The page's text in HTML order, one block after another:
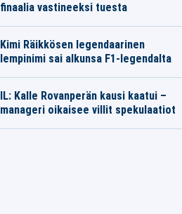
finaalia vastineeksi tuesta
Kimi Räikkösen legendaarinen
lempinimi sai alkunsa F1-legendalta
IL: Kalle Rovanperän kausi kaatui –
manageri oikaisee villit spekulaatiot